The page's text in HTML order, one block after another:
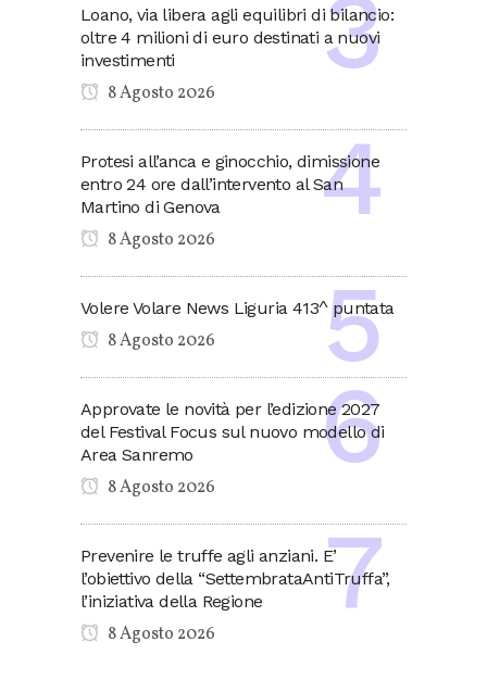
Loano, via libera agli equilibri di bilancio:
oltre 4 milioni di euro destinati a nuovi
investimenti
8 Agosto 2026
Protesi all’anca e ginocchio, dimissione
entro 24 ore dall’intervento al San
Martino di Genova
8 Agosto 2026
Volere Volare News Liguria 413^ puntata
8 Agosto 2026
Approvate le novità per l’edizione 2027
del Festival Focus sul nuovo modello di
Area Sanremo
8 Agosto 2026
Prevenire le truffe agli anziani. E’
l’obiettivo della “SettembrataAntiTruffa”,
l’iniziativa della Regione
8 Agosto 2026